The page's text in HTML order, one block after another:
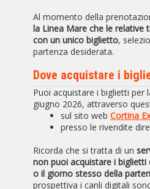
Al momento della
la Linea Mare che le relative
con un unico biglietto,
partenza desiderata.
Dove acquistare i
Puoi acquistare i biglietti per
giugno 2026, attraverso
sul sito web Cortina
presso le rivendite
Ricorda che si tratta di un
non puoi acquistare i
o il giorno stesso della
prospettiva i canli digitali